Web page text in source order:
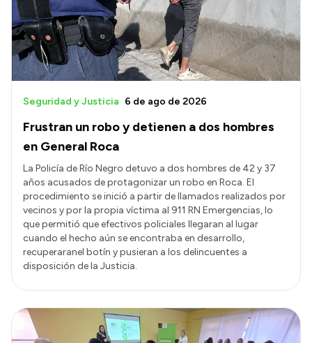
Frustran un robo y detienen a dos hombres
en General Roca
Seguridad y Justicia 6 de ago de 2026
La Policía de Río Negro detuvo a dos hombres de 42 y 37
años acusados de protagonizar un robo en Roca. El
procedimiento se inició a partir de llamados realizados por
vecinos y por la propia víctima al 911 RN Emergencias, lo
que permitió que efectivos policiales llegaran al lugar
cuando el hecho aún se encontraba en desarrollo,
recuperaranel botín y pusieran a los delincuentes a
disposición de la Justicia.